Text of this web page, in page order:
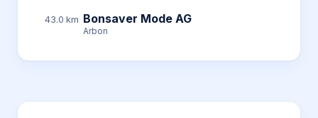
43.0 km Bonsaver Mode AG
Arbon